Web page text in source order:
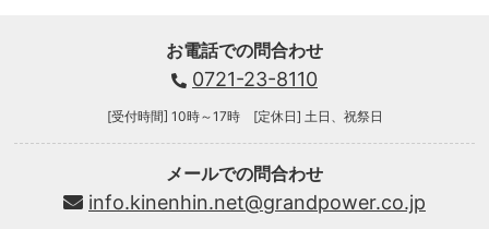
お電話での問合わせ
0721-23-8110
[受付時間] 10時～17時 [定休日] 土日、祝祭日
メールでの問合わせ
info.kinenhin.net@grandpower.co.jp